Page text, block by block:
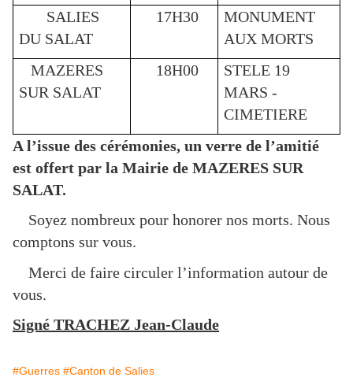
SALIES
DU SALAT
17H30
MONUMENT
AUX MORTS
MAZERES
SUR SALAT
18H00
STELE 19
MARS -
CIMETIERE
A l’issue des cérémonies, un verre de l’amitié
est offert par la Mairie de MAZERES SUR
SALAT.
Soyez nombreux pour honorer nos morts. Nous
comptons sur vous.
Merci de faire circuler l’information autour de
vous.
Signé TRACHEZ Jean-Claude
#Guerres #Canton de Salies